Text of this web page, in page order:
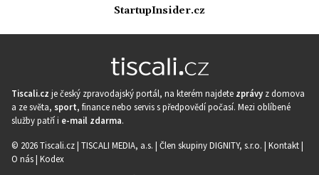
StartupInsider.cz
Tiscali.cz je český zpravodajský portál, na kterém najdete zprávy z domova
a ze světa, sport, finance nebo servis s předpovědí počasí. Mezi oblíbené
služby patří i e-mail zdarma.
© 2026 Tiscali.cz | TISCALI MEDIA, a.s. | Člen skupiny DIGNITY, s.r.o. | Kontakt|
O nás| Kodex